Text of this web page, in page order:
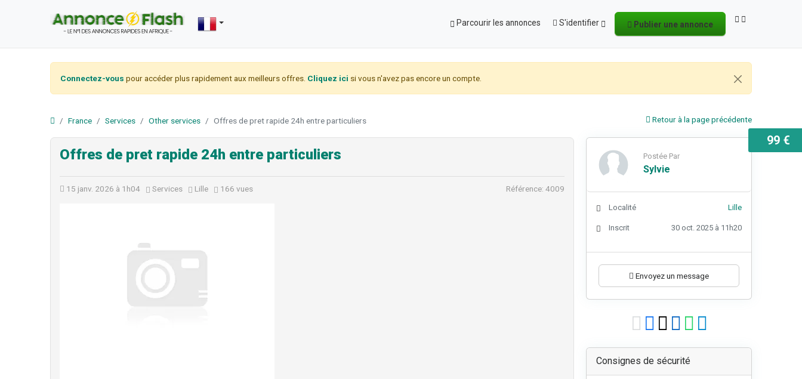
Parcourir les annonces S'identifier Publier une annonce
Connectez-vous pour accéder plus rapidement aux meilleurs offres. Cliquez ici si vous n'avez pas encore un compte.
France Services Other services Offres de pret rapide 24h entre particuliers Retour à la page précédente
Offres de pret rapide 24h entre particuliers
15 janv. 2026 à 1h04 Services Lille 166 vues Référence: 4009
99 €
Postée Par
Sylvie
Localité Lille
Inscrit 30 oct. 2025 à 11h20
Envoyez un message
Consignes de sécurité